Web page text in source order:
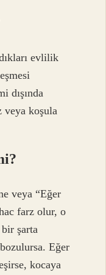
evlilik
dışında
veya koşula
veya “Eğer
farz olur, o
şarta
Eğer
kocaya